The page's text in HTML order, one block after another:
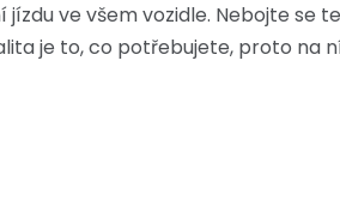
ve všem vozidle. Nebojte se
je to, co potřebujete, proto na